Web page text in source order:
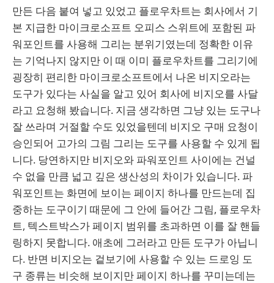
만든 다음 붙여 넣고 있었고 플로우차트는 회사에서 기
본 지급한 마이크로소프트 오피스 스위트에 포함된 파
워포인트를 사용해 그리는 분위기였는데 정확한 이유
는 기억나지 않지만 이 때 이미 플로우차트를 그리기에
굉장히 편리한 마이크로소프트에서 나온 비지오라는
도구가 있다는 사실을 알고 있어 회사에 비지오를 사달
라고 요청해 봤습니다. 지금 생각하면 그냥 있는 도구나
잘 쓰라며 거절할 수도 있었을텐데 비지오 구매 요청이
승인되어 고가의 그림 그리는 도구를 사용할 수 있게 됩
니다. 당연하지만 비지오와 파워포인트 사이에는 건널
수 없을 만큼 넓고 깊은 생산성의 차이가 있습니다. 파
워포인트는 화면에 보이는 페이지 하나를 만드는데 집
중하는 도구이기 때문에 그 안에 들어간 그림, 플로우차
트, 텍스트박스가 페이지 범위를 초과하면 이를 잘 핸들
링하지 못합니다. 애초에 그러라고 만든 도구가 아닙니
다. 반면 비지오는 겉보기에 사용할 수 있는 드로잉 도
구 종류는 비슷해 보이지만 페이지 하나를 꾸미는데는